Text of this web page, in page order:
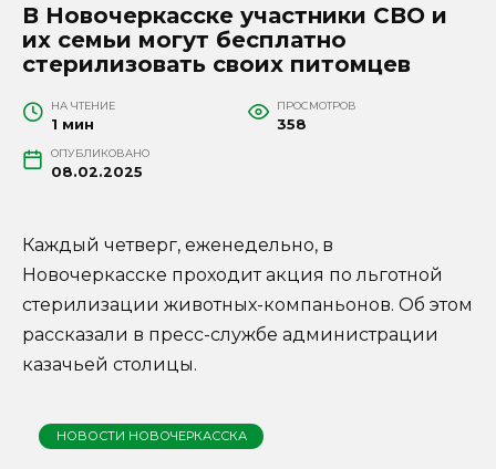
В Новочеркасске участники СВО и
их семьи могут бесплатно
стерилизовать своих питомцев
НА ЧТЕНИЕ
1 мин
ПРОСМОТРОВ
358
ОПУБЛИКОВАНО
08.02.2025
Каждый четверг, еженедельно, в
Новочеркасске проходит акция по льготной
стерилизации животных-компаньонов. Об этом
рассказали в пресс-службе администрации
казачьей столицы.
НОВОСТИ НОВОЧЕРКАССКА